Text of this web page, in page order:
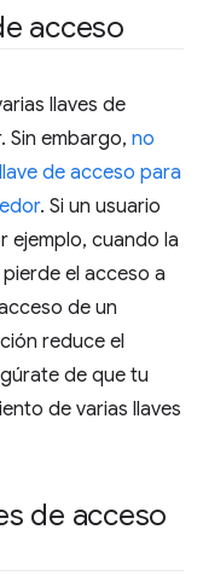
acceso
llaves de
Sin embargo, no
de acceso para
. Si un usuario
ejemplo, cuando la
el acceso a
de un
reduce el
de que tu
de varias llaves
de acceso